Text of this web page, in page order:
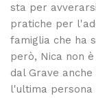
sta per
pratiche per
famiglia che ha
però, Nica non
dal Grave
l'ultima persona